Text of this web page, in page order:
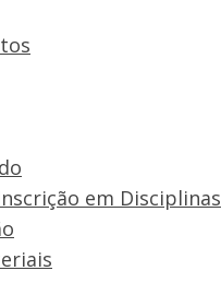
em Disciplinas